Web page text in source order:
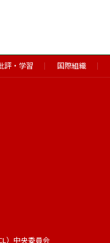
評・学習 国際組織
）中央委員会